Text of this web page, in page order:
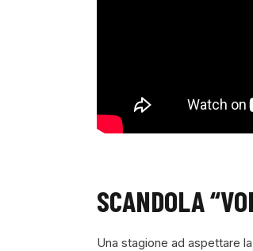
SCANDOLA
Una stagione ad aspettare